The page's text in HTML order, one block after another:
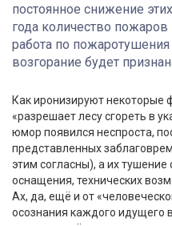
постоянное снижение
года количество
работа по
возгорание будет
Как иронизируют
«разрешает лесу сгореть в
юмор появился неспроста,
представленных
этим согласны), а их
оснащения, технических
Ах, да, ещё и от
осознания каждого идущего